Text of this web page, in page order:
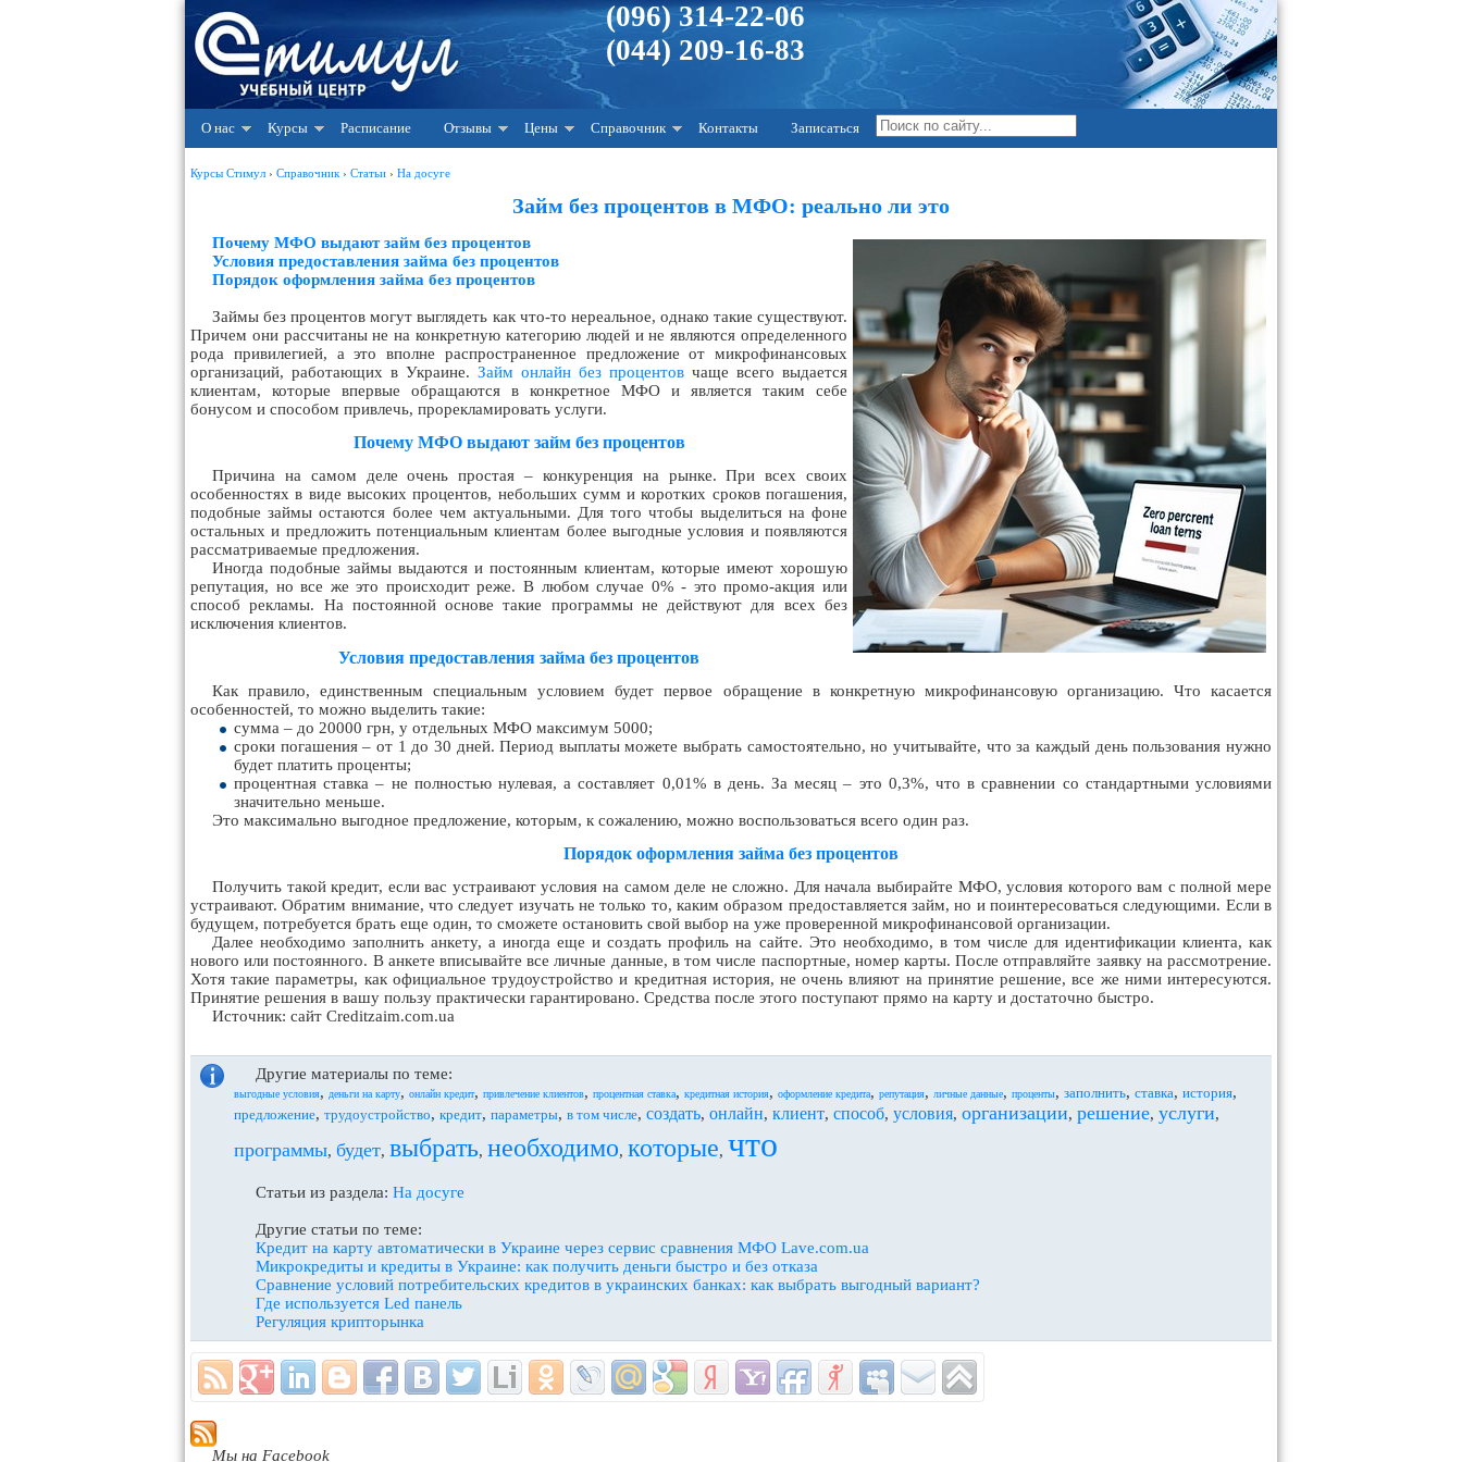
(096) 314-22-06
(044) 209-16-83
О нас Курсы Расписание Отзывы Цены Справочник Контакты Записаться
Курсы Стимул › Справочник › Статьи › На досуге
Займ без процентов в МФО: реально ли это
Почему МФО выдают займ без процентов
Условия предоставления займа без процентов
Порядок оформления займа без процентов
Займы без процентов могут выглядеть как что-то нереальное, однако такие существуют.
Причем они рассчитаны не на конкретную категорию людей и не являются определенного
рода привилегией, а это вполне распространенное предложение от микрофинансовых
организаций, работающих в Украине. Займ онлайн без процентов чаще всего выдается
клиентам, которые впервые обращаются в конкретное МФО и является таким себе
бонусом и способом привлечь, прорекламировать услуги.
Почему МФО выдают займ без процентов
Причина на самом деле очень простая – конкуренция на рынке. При всех своих
особенностях в виде высоких процентов, небольших сумм и коротких сроков погашения,
подобные займы остаются более чем актуальными. Для того чтобы выделиться на фоне
остальных и предложить потенциальным клиентам более выгодные условия и появляются
рассматриваемые предложения.
Иногда подобные займы выдаются и постоянным клиентам, которые имеют хорошую
репутация, но все же это происходит реже. В любом случае 0% - это промо-акция или
способ рекламы. На постоянной основе такие программы не действуют для всех без
исключения клиентов.
Условия предоставления займа без процентов
Как правило, единственным специальным условием будет первое обращение в конкретную микрофинансовую организацию. Что касается
особенностей, то можно выделить такие:
сумма – до 20000 грн, у отдельных МФО максимум 5000;
сроки погашения – от 1 до 30 дней. Период выплаты можете выбрать самостоятельно, но учитывайте, что за каждый день пользования нужно
будет платить проценты;
процентная ставка – не полностью нулевая, а составляет 0,01% в день. За месяц – это 0,3%, что в сравнении со стандартными условиями
значительно меньше.
Это максимально выгодное предложение, которым, к сожалению, можно воспользоваться всего один раз.
Порядок оформления займа без процентов
Получить такой кредит, если вас устраивают условия на самом деле не сложно. Для начала выбирайте МФО, условия которого вам с полной мере
устраивают. Обратим внимание, что следует изучать не только то, каким образом предоставляется займ, но и поинтересоваться следующими. Если в
будущем, потребуется брать еще один, то сможете остановить свой выбор на уже проверенной микрофинансовой организации.
Далее необходимо заполнить анкету, а иногда еще и создать профиль на сайте. Это необходимо, в том числе для идентификации клиента, как
нового или постоянного. В анкете вписывайте все личные данные, в том числе паспортные, номер карты. После отправляйте заявку на рассмотрение.
Хотя такие параметры, как официальное трудоустройство и кредитная история, не очень влияют на принятие решение, все же ними интересуются.
Принятие решения в вашу пользу практически гарантировано. Средства после этого поступают прямо на карту и достаточно быстро.
Источник: сайт Creditzaim.com.ua
Другие материалы по теме:
выгодные условия, деньги на карту, онлайн кредит, привлечение клиентов, процентная ставка, кредитная история, оформление кредита, репутация, личные данные, проценты, заполнить, ставка, история,
предложение, трудоустройство, кредит, параметры, в том числе, создать, онлайн, клиент, способ, условия, организации, решение, услуги,
программы, будет, выбрать, необходимо, которые, что
Статьи из раздела: На досуге
Другие статьи по теме:
Кредит на карту автоматически в Украине через сервис сравнения МФО Lave.com.ua
Микрокредиты и кредиты в Украине: как получить деньги быстро и без отказа
Сравнение условий потребительских кредитов в украинских банках: как выбрать выгодный вариант?
Где используется Led панель
Регуляция крипторынка
Мы на Facebook